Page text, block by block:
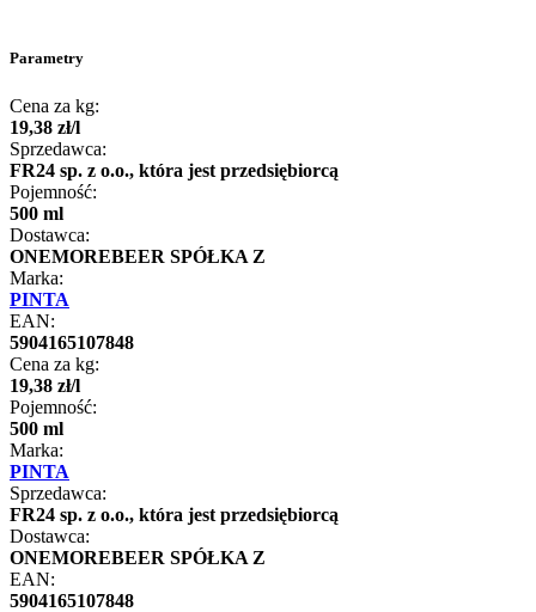
Parametry
Cena za kg:
19,38 zł/l
Sprzedawca:
FR24 sp. z o.o., która jest przedsiębiorcą
Pojemność:
500 ml
Dostawca:
ONEMOREBEER SPÓŁKA Z
Marka:
PINTA
EAN:
5904165107848
Cena za kg:
19,38 zł/l
Pojemność:
500 ml
Marka:
PINTA
Sprzedawca:
FR24 sp. z o.o., która jest przedsiębiorcą
Dostawca:
ONEMOREBEER SPÓŁKA Z
EAN:
5904165107848